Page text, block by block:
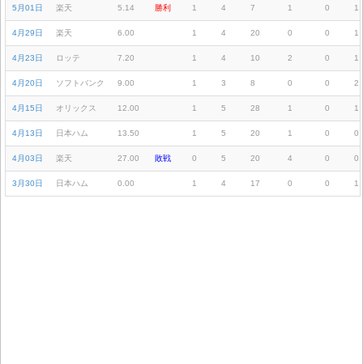
5月01日 楽天 5.14 勝利 1 4 7 1 0 1
4月29日 楽天 6.00 1 4 20 0 0 1
4月23日 ロッテ 7.20 1 4 10 2 0 1
4月20日 ソフトバンク 9.00 1 3 8 0 0 2
4月15日 オリックス 12.00 1 5 28 1 0 1
4月13日 日本ハム 13.50 1 5 20 1 0 0
4月03日 楽天 27.00 敗戦 0 5 20 4 0 0
3月30日 日本ハム 0.00 1 4 17 0 0 1